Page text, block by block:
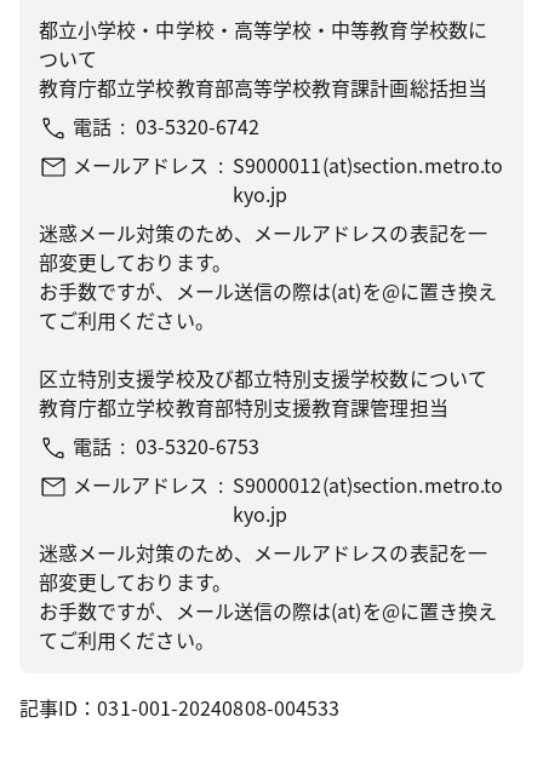
都立小学校・中学校・高等学校・中等教育学校数に
ついて
教育庁都立学校教育部高等学校教育課計画総括担当
電話
03-5320-6742
メールアドレス
S9000011(at)section.metro.to
kyo.jp
迷惑メール対策のため、メールアドレスの表記を一
部変更しております。
お手数ですが、メール送信の際は(at)を@に置き換え
てご利用ください。
区立特別支援学校及び都立特別支援学校数について
教育庁都立学校教育部特別支援教育課管理担当
電話
03-5320-6753
メールアドレス
S9000012(at)section.metro.to
kyo.jp
迷惑メール対策のため、メールアドレスの表記を一
部変更しております。
お手数ですが、メール送信の際は(at)を@に置き換え
てご利用ください。
記事ID：031-001-20240808-004533